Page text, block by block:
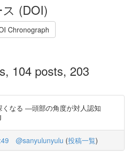
(DOI)
Chronograph
104 posts, 203
くなる ―頭部の角度が対人認知
@sanyulunyulu (投稿一覧)